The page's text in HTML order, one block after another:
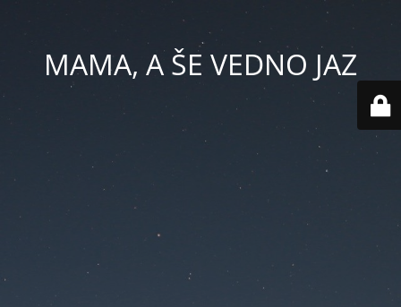
MAMA, A ŠE VEDNO JAZ